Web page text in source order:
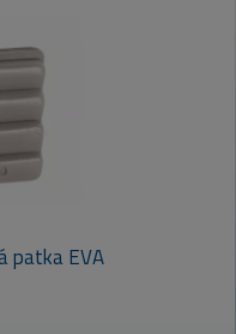
patka EVA